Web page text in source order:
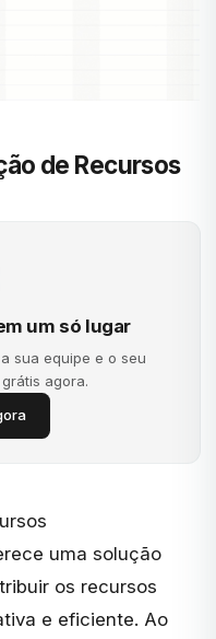
de Recursos
um só lugar
sua equipe e o seu
agora.
uma solução
os recursos
e eficiente. Ao